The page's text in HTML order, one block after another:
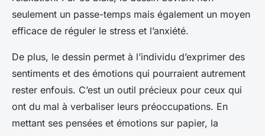
seulement un passe-temps mais également un moyen
efficace de réguler le stress et l’anxiété.
De plus, le dessin permet à l’individu d’exprimer des
sentiments et des émotions qui pourraient autrement
rester enfouis. C’est un outil précieux pour ceux qui
ont du mal à verbaliser leurs préoccupations. En
mettant ses pensées et émotions sur papier, la